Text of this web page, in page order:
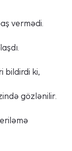
vermədi.
bildirdi ki,
gözlənilir.